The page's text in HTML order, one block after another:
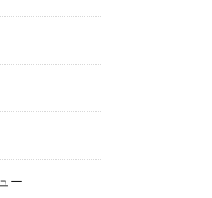
ー